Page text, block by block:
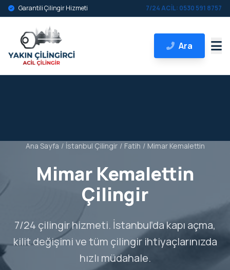
Garantili Çilingir Hizmeti 7/24 ACİL: 0530 591 8757
Ara
Ana Sayfa / İstanbul Çilingir / Fatih / Mimar Kemalettin
Mimar Kemalettin
Çilingir
7/24 çilingir hizmeti. İstanbul’da kapı açma,
kilit değişimi ve tüm çilingir ihtiyaçlarınızda
hızlı müdahale.